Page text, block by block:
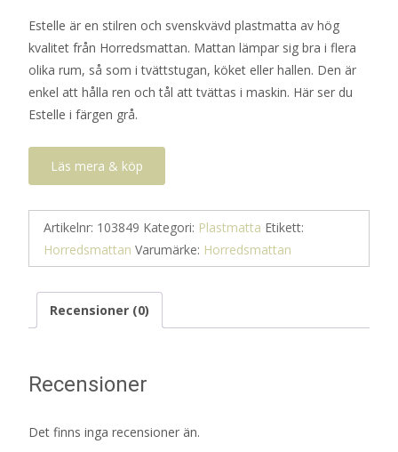
Estelle är en stilren och svenskvävd plastmatta av hög
kvalitet från Horredsmattan. Mattan lämpar sig bra i flera
olika rum, så som i tvättstugan, köket eller hallen. Den är
enkel att hålla ren och tål att tvättas i maskin. Här ser du
Estelle i färgen grå.
Läs mera & köp
Artikelnr: 103849 Kategori: Plastmatta Etikett:
Horredsmattan Varumärke: Horredsmattan
Recensioner (0)
Recensioner
Det finns inga recensioner än.